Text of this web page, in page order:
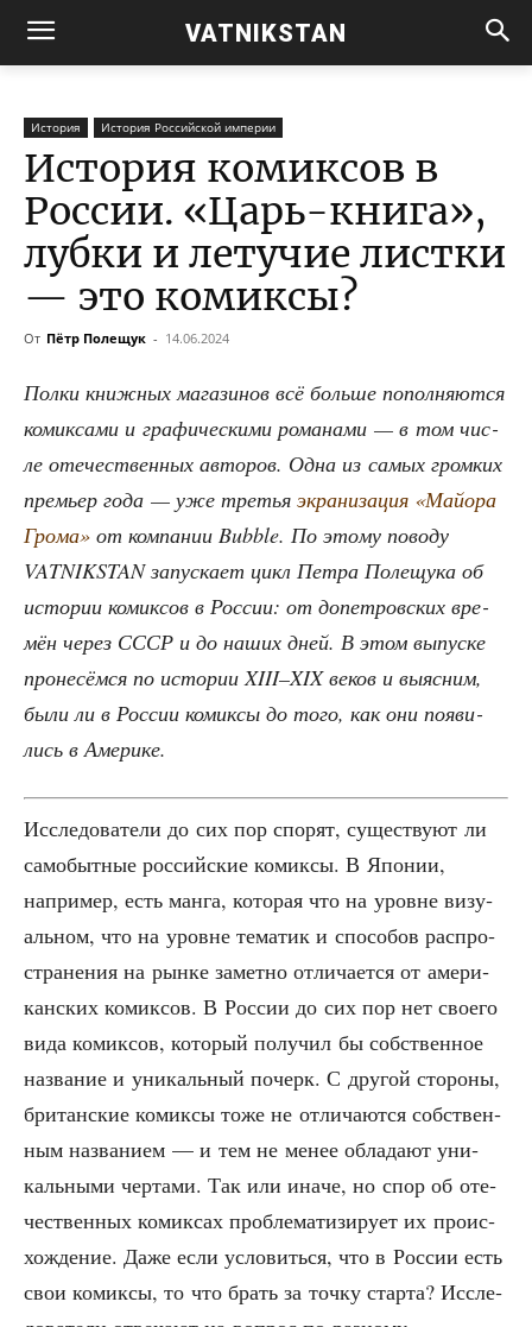
VATNIKSTAN
История История Российской империи
История комиксов в
России. «Царь-книга»,
лубки и летучие листки
— это комиксы?
От Пётр Полещук - 14.06.2024
Пол­ки книж­ных мага­зи­нов всё боль­ше попол­ня­ют­ся
комик­са­ми и гра­фи­че­ски­ми рома­на­ми — в том чис­
ле оте­че­ствен­ных авто­ров. Одна из самых гром­ких
пре­мьер года — уже тре­тья экра­ни­за­ция «Май­о­ра
Гро­ма» от ком­па­нии Bubble. По это­му пово­ду
VATNIKSTAN запус­ка­ет цикл Пет­ра Поле­щу­ка об
исто­рии комик­сов в Рос­сии: от допет­ров­ских вре­
мён через СССР и до наших дней. В этом выпус­ке
про­не­сём­ся по исто­рии XIII–XIX веков и выяс­ним,
были ли в Рос­сии комик­сы до того, как они появи­
лись в Америке.
Иссле­до­ва­те­ли до сих пор спо­рят, суще­ству­ют ли
само­быт­ные рос­сий­ские комик­сы. В Япо­нии,
напри­мер, есть ман­га, кото­рая что на уровне визу­
аль­ном, что на уровне тема­тик и спо­со­бов рас­про­
стра­не­ния на рын­ке замет­но отли­ча­ет­ся от аме­ри­
кан­ских комик­сов. В Рос­сии до сих пор нет сво­е­го
вида комик­сов, кото­рый полу­чил бы соб­ствен­ное
назва­ние и уни­каль­ный почерк. С дру­гой сто­ро­ны,
бри­тан­ские комик­сы тоже не отли­ча­ют­ся соб­ствен­
ным назва­ни­ем — и тем не менее обла­да­ют уни­
каль­ны­ми чер­та­ми. Так или ина­че, но спор об оте­
че­ствен­ных комик­сах про­бле­ма­ти­зи­ру­ет их про­ис­
хож­де­ние. Даже если усло­вить­ся, что в Рос­сии есть
свои комик­сы, то что брать за точ­ку стар­та? Иссле­